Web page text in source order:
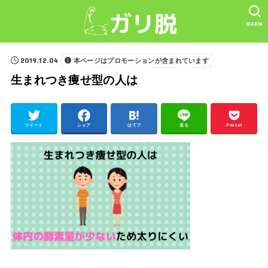
SEARCH
2019.12.04 本ページはプロモーションが含まれています
生まれつき痩せ型の人は
ツイート シェア はてブ 送る Pocket